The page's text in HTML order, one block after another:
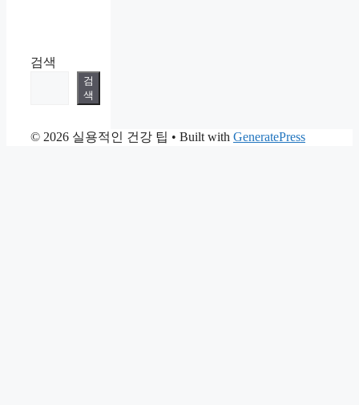
검색
검
색
© 2026 실용적인 건강 팁 • Built with GeneratePress